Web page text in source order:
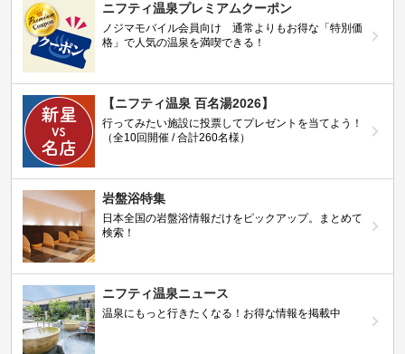
ニフティ温泉プレミアムクーポン
ノジマモバイル会員向け 通常よりもお得な「特別価
格」で人気の温泉を満喫できる！
【ニフティ温泉 百名湯2026】
行ってみたい施設に投票してプレゼントを当てよう！
（全10回開催 / 合計260名様）
岩盤浴特集
日本全国の岩盤浴情報だけをピックアップ。まとめて
検索！
ニフティ温泉ニュース
温泉にもっと行きたくなる！お得な情報を掲載中